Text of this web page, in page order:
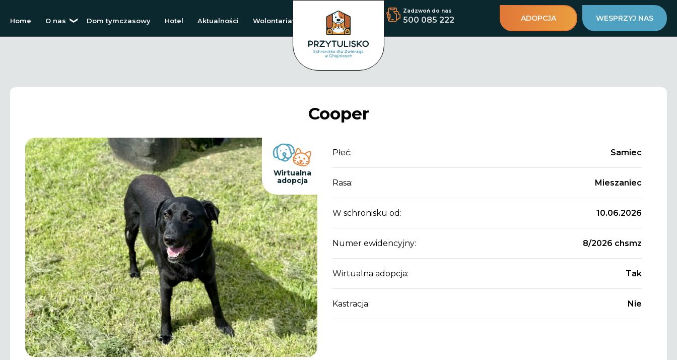
Home O nas Dom tymczasowy Hotel Aktualności Wolontariat
Zadzwoń do nas
500 085 222 ADOPCJA WESPRZYJ NAS
Cooper
Wirtualna
adopcja
Płeć: Samiec
Rasa: Mieszaniec
W schronisku od: 10.06.2026
Numer ewidencyjny: 8/2026 chsmz
Wirtualna adopcja: Tak
Kastracja: Nie